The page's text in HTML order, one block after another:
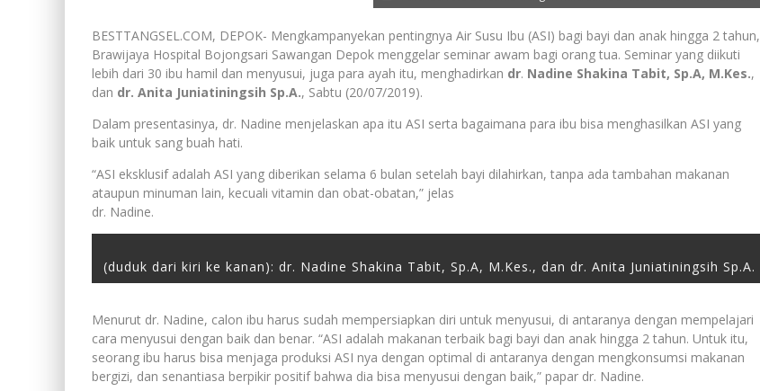
BESTTANGSEL.COM, DEPOK- Mengkampanyekan pentingnya Air Susu Ibu (ASI) bagi bayi dan anak hingga 2 tahun,
Brawijaya Hospital Bojongsari Sawangan Depok menggelar seminar awam bagi orang tua. Seminar yang diikuti
lebih dari 30 ibu hamil dan menyusui, juga para ayah itu, menghadirkan dr. Nadine Shakina Tabit, Sp.A, M.Kes.,
dan dr. Anita Juniatiningsih Sp.A., Sabtu (20/07/2019).
Dalam presentasinya, dr. Nadine menjelaskan apa itu ASI serta bagaimana para ibu bisa menghasilkan ASI yang
baik untuk sang buah hati.
“ASI eksklusif adalah ASI yang diberikan selama 6 bulan setelah bayi dilahirkan, tanpa ada tambahan makanan
ataupun minuman lain, kecuali vitamin dan obat-obatan,” jelas
dr. Nadine.
(duduk dari kiri ke kanan): dr. Nadine Shakina Tabit, Sp.A, M.Kes., dan dr. Anita Juniatiningsih Sp.A.
Menurut dr. Nadine, calon ibu harus sudah mempersiapkan diri untuk menyusui, di antaranya dengan mempelajari
cara menyusui dengan baik dan benar. “ASI adalah makanan terbaik bagi bayi dan anak hingga 2 tahun. Untuk itu,
seorang ibu harus bisa menjaga produksi ASI nya dengan optimal di antaranya dengan mengkonsumsi makanan
bergizi, dan senantiasa berpikir positif bahwa dia bisa menyusui dengan baik,” papar dr. Nadine.